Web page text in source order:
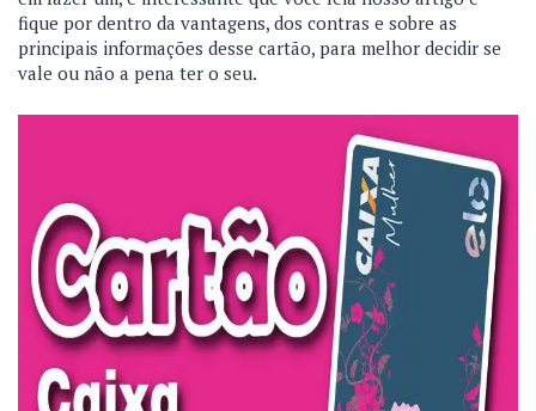
fique por dentro da vantagens, dos contras e sobre as
principais informações desse cartão, para melhor decidir se
vale ou não a pena ter o seu.